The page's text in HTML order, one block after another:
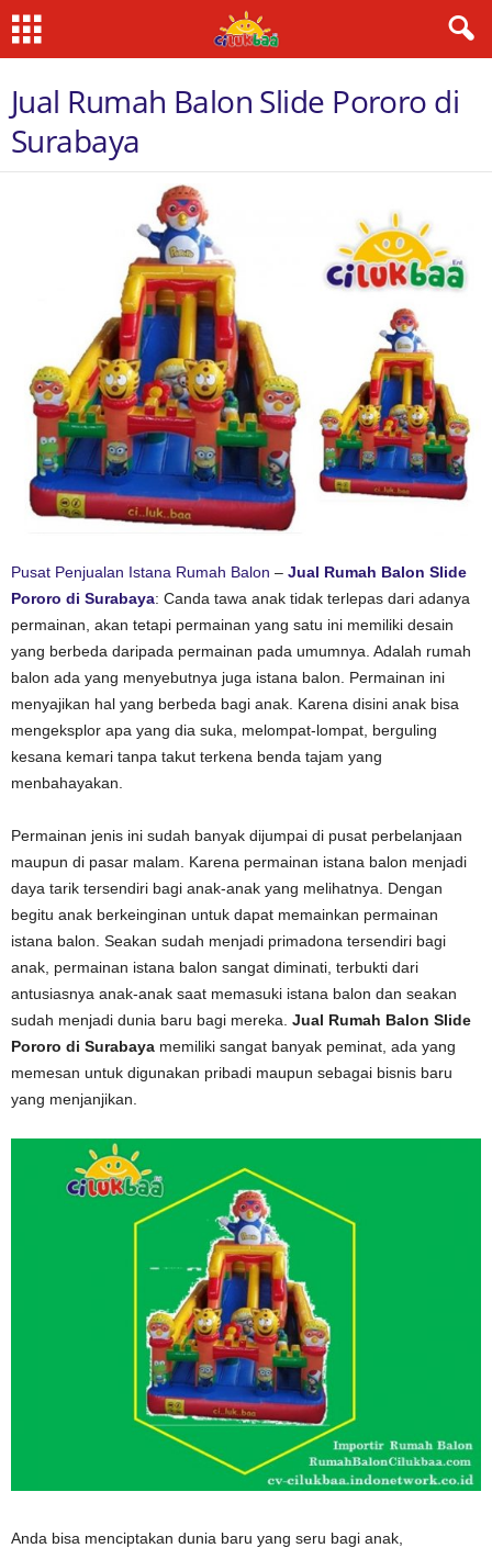
Jual Rumah Balon Slide Pororo di
Surabaya
Pusat Penjualan Istana Rumah Balon – Jual Rumah Balon Slide
Pororo di Surabaya: Canda tawa anak tidak terlepas dari adanya
permainan, akan tetapi permainan yang satu ini memiliki desain
yang berbeda daripada permainan pada umumnya. Adalah rumah
balon ada yang menyebutnya juga istana balon. Permainan ini
menyajikan hal yang berbeda bagi anak. Karena disini anak bisa
mengeksplor apa yang dia suka, melompat-lompat, berguling
kesana kemari tanpa takut terkena benda tajam yang
menbahayakan.
Permainan jenis ini sudah banyak dijumpai di pusat perbelanjaan
maupun di pasar malam. Karena permainan istana balon menjadi
daya tarik tersendiri bagi anak-anak yang melihatnya. Dengan
begitu anak berkeinginan untuk dapat memainkan permainan
istana balon. Seakan sudah menjadi primadona tersendiri bagi
anak, permainan istana balon sangat diminati, terbukti dari
antusiasnya anak-anak saat memasuki istana balon dan seakan
sudah menjadi dunia baru bagi mereka. Jual Rumah Balon Slide
Pororo di Surabaya memiliki sangat banyak peminat, ada yang
memesan untuk digunakan pribadi maupun sebagai bisnis baru
yang menjanjikan.
Anda bisa menciptakan dunia baru yang seru bagi anak,